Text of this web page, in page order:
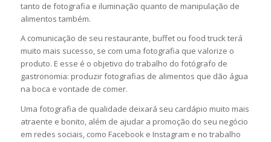
tanto de fotografia e iluminação quanto de manipulação de
alimentos também.
A comunicação de seu restaurante, buffet ou food truck terá
muito mais sucesso, se com uma fotografia que valorize o
produto. E esse é o objetivo do trabalho do fotógrafo de
gastronomia: produzir fotografias de alimentos que dão água
na boca e vontade de comer.
Uma fotografia de qualidade deixará seu cardápio muito mais
atraente e bonito, além de ajudar a promoção do seu negócio
em redes sociais, como Facebook e Instagram e no trabalho